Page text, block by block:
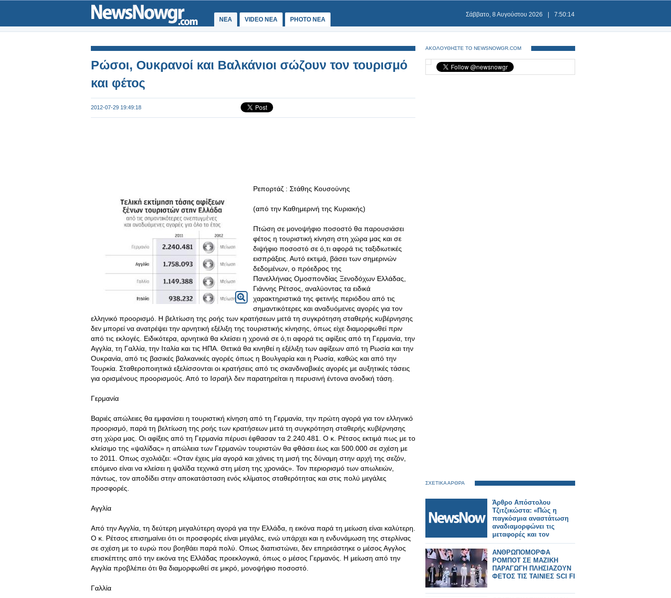
ΝΕΑ VIDEO NEA PHOTO NEA
Σάββατο, 8 Αυγούστου 2026 7:50:14
Ρώσοι, Ουκρανοί και Βαλκάνιοι σώζουν τον τουρισμό
και φέτος
2012-07-29 19:49:18
Ρεπορτάζ : Στάθης Κουσούνης
(από την Καθημερινή της Κυριακής)
Πτώση σε μονοψήφιο ποσοστό θα παρουσιάσει
φέτος η τουριστική κίνηση στη χώρα μας και σε
διψήφιο ποσοστό σε ό,τι αφορά τις ταξιδιωτικές
εισπράξεις. Αυτό εκτιμά, βάσει των σημερινών
δεδομένων, ο πρόεδρος της
Πανελλήνιας Ομοσπονδίας Ξενοδόχων Ελλάδας,
Γιάννης Ρέτσος, αναλύοντας τα ειδικά
χαρακτηριστικά της φετινής περιόδου από τις
σημαντικότερες και αναδυόμενες αγορές για τον
ελληνικό προορισμό. Η βελτίωση της ροής των κρατήσεων μετά τη συγκρότηση σταθερής κυβέρνησης
δεν μπορεί να ανατρέψει την αρνητική εξέλιξη της τουριστικής κίνησης, όπως είχε διαμορφωθεί πριν
από τις εκλογές. Ειδικότερα, αρνητικά θα κλείσει η χρονιά σε ό,τι αφορά τις αφίξεις από τη Γερμανία, την
Αγγλία, τη Γαλλία, την Ιταλία και τις ΗΠΑ. Θετικά θα κινηθεί η εξέλιξη των αφίξεων από τη Ρωσία και την
Ουκρανία, από τις βασικές βαλκανικές αγορές όπως η Βουλγαρία και η Ρωσία, καθώς και από την
Τουρκία. Σταθεροποιητικά εξελίσσονται οι κρατήσεις από τις σκανδιναβικές αγορές με αυξητικές τάσεις
για ορισμένους προορισμούς. Από το Ισραήλ δεν παρατηρείται η περυσινή έντονα ανοδική τάση.
Γερμανία
Βαριές απώλειες θα εμφανίσει η τουριστική κίνηση από τη Γερμανία, την πρώτη αγορά για τον ελληνικό
προορισμό, παρά τη βελτίωση της ροής των κρατήσεων μετά τη συγκρότηση σταθερής κυβέρνησης
στη χώρα μας. Οι αφίξεις από τη Γερμανία πέρυσι έφθασαν τα 2.240.481. Ο κ. Ρέτσος εκτιμά πως με το
κλείσιμο της «ψαλίδας» η απώλεια των Γερμανών τουριστών θα φθάσει έως και 500.000 σε σχέση με
το 2011. Οπως σχολιάζει: «Οταν έχεις μία αγορά και χάνεις τη μισή της δύναμη στην αρχή της σεζόν,
επόμενο είναι να κλείσει η ψαλίδα τεχνικά στη μέση της χρονιάς». Τον περιορισμό των απωλειών,
πάντως, τον αποδίδει στην αποκατάσταση ενός κλίματος σταθερότητας και στις πολύ μεγάλες
προσφορές.
Αγγλία
Από την Αγγλία, τη δεύτερη μεγαλύτερη αγορά για την Ελλάδα, η εικόνα παρά τη μείωση είναι καλύτερη.
Ο κ. Ρέτσος επισημαίνει ότι οι προσφορές είναι μεγάλες, ενώ υπάρχει και η ενδυνάμωση της στερλίνας
σε σχέση με το ευρώ που βοηθάει παρά πολύ. Οπως διαπιστώνει, δεν επηρεάστηκε ο μέσος Αγγλος
επισκέπτης από την εικόνα της Ελλάδας προεκλογικά, όπως ο μέσος Γερμανός. Η μείωση από την
Αγγλία προβλέπει ότι θα διαμορφωθεί σε μικρό, μονοψήφιο ποσοστό.
Γαλλία
ΑΚΟΛΟΥΘΗΣΤΕ ΤΟ NEWSNOWGR.COM
ΣΧΕΤΙΚΑ ΑΡΘΡΑ
Άρθρο Απόστολου
Τζιτζικώστα: «Πώς η
παγκόσμια αναστάτωση
αναδιαμορφώνει τις
μεταφορές και τον
τουρισμό»
ΑΝΘΡΩΠΟΜΟΡΦΑ
ΡΟΜΠΟΤ ΣΕ ΜΑΖΙΚΗ
ΠΑΡΑΓΩΓΗ ΠΛΗΣΙΑΖΟΥΝ
ΦΕΤΟΣ ΤΙΣ ΤΑΙΝΙΕΣ SCI FI